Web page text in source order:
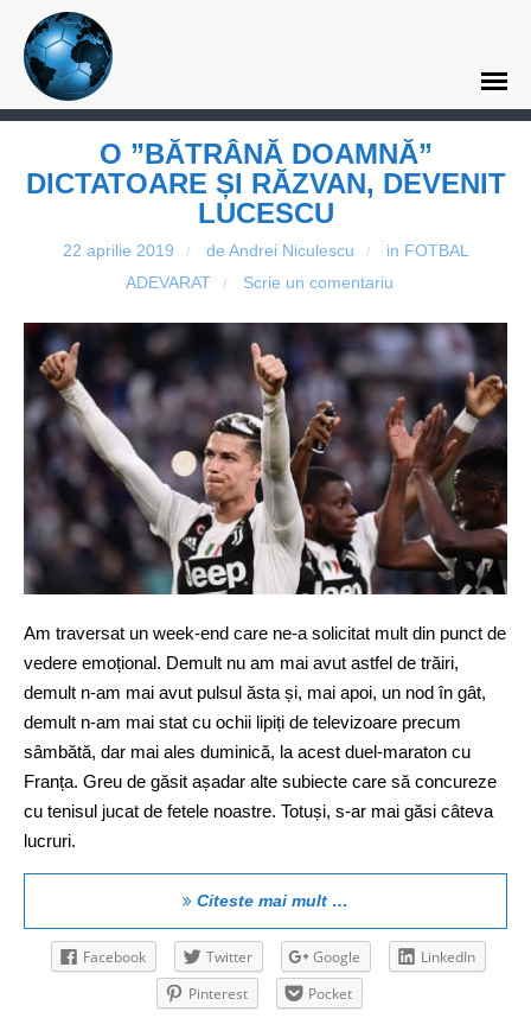
O ”BĂTRÂNĂ DOAMNĂ”
DICTATOARE ȘI RĂZVAN, DEVENIT
LUCESCU
22 aprilie 2019 / de Andrei Niculescu / in FOTBAL
ADEVARAT
/ Scrie un comentariu
Am traversat un week-end care ne-a solicitat mult din punct de
vedere emoțional. Demult nu am mai avut astfel de trăiri,
demult n-am mai avut pulsul ăsta și, mai apoi, un nod în gât,
demult n-am mai stat cu ochii lipiți de televizoare precum
sâmbătă, dar mai ales duminică, la acest duel-maraton cu
Franța. Greu de găsit așadar alte subiecte care să concureze
cu tenisul jucat de fetele noastre. Totuși, s-ar mai găsi câteva
lucruri.
Citeste mai mult …
Facebook Twitter Google
LinkedIn
Pinterest
Pocket